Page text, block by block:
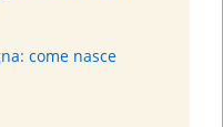
come nasce